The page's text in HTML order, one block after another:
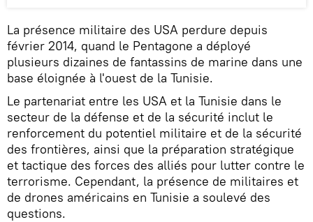
La présence militaire des USA perdure depuis
février 2014, quand le Pentagone a déployé
plusieurs dizaines de fantassins de marine dans une
base éloignée à l'ouest de la Tunisie.
Le partenariat entre les USA et la Tunisie dans le
secteur de la défense et de la sécurité inclut le
renforcement du potentiel militaire et de la sécurité
des frontières, ainsi que la préparation stratégique
et tactique des forces des alliés pour lutter contre le
terrorisme. Cependant, la présence de militaires et
de drones américains en Tunisie a soulevé des
questions.